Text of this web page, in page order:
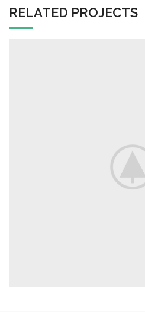
RELATED PROJECTS